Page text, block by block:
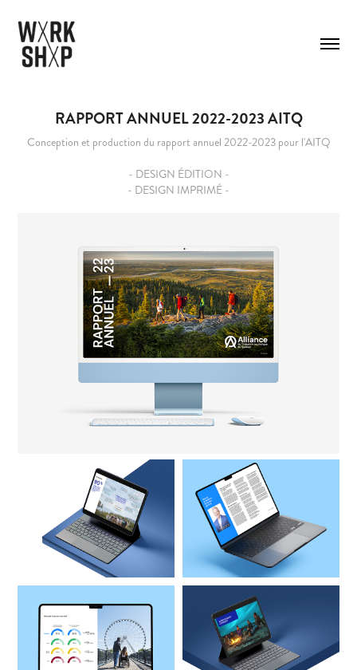
RAPPORT ANNUEL 2022-2023 AITQ
Conception et production du rapport annuel 2022-2023 pour l'AITQ
- DESIGN ÉDITION -
- DESIGN IMPRIMÉ -